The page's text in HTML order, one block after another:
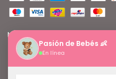
Medios de envío
Pasión de Bebés 👶
En línea